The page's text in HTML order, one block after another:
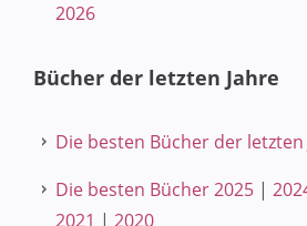
2026
Bücher der letzten Jahre
Die besten Bücher der letzten
Die besten Bücher 2025 |
2021 | 2020